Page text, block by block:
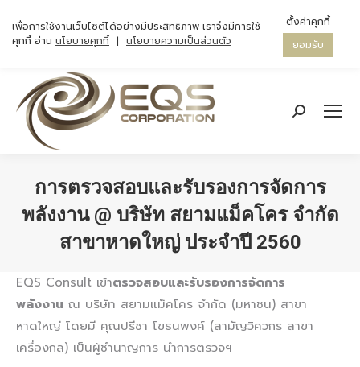
Search:
การตรวจสอบและรับรองการจัดการ
พลังงาน @ บริษัท สยามแม็คโคร จำกัด
สาขาหาดใหญ่ ประจำปี 2560
EQS Consult เข้าตรวจสอบและรับรองการจัดการ
พลังงาน ณ บริษัท สยามแม็คโคร จำกัด (มหาชน) สาขา
หาดใหญ่ โดยมี คุณปรีชา โขธนพงศ์ (สามัญวิศวกร สาขา
เครื่องกล) เป็นผู้ชำนาญการ นำการตรวจฯ
เพื่อการใช้งานเว็บไซต์ได้อย่างมีประสิทธิภาพ เราจึงมีการใช้
คุกกี้ อ่าน นโยบายคุกกี้ | นโยบายความเป็นส่วนตัว
ตั้งค่าคุกกี้
ยอมรับ